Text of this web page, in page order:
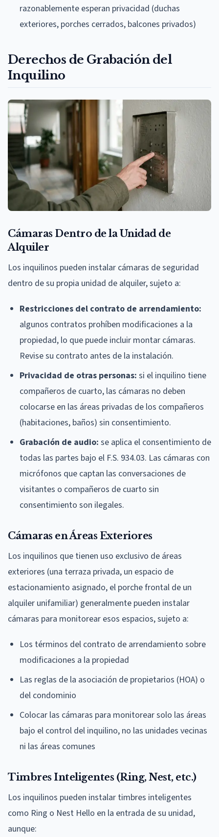
razonablemente esperan privacidad (duchas
exteriores, porches cerrados, balcones privados)
Derechos de Grabación del
Inquilino
Cámaras Dentro de la Unidad de
Alquiler
Los inquilinos pueden instalar cámaras de seguridad
dentro de su propia unidad de alquiler, sujeto a:
Restricciones del contrato de arrendamiento:
algunos contratos prohíben modificaciones a la
propiedad, lo que puede incluir montar cámaras.
Revise su contrato antes de la instalación.
Privacidad de otras personas: si el inquilino tiene
compañeros de cuarto, las cámaras no deben
colocarse en las áreas privadas de los compañeros
(habitaciones, baños) sin consentimiento.
Grabación de audio: se aplica el consentimiento de
todas las partes bajo el F.S. 934.03. Las cámaras con
micrófonos que captan las conversaciones de
visitantes o compañeros de cuarto sin
consentimiento son ilegales.
Cámaras en Áreas Exteriores
Los inquilinos que tienen uso exclusivo de áreas
exteriores (una terraza privada, un espacio de
estacionamiento asignado, el porche frontal de un
alquiler unifamiliar) generalmente pueden instalar
cámaras para monitorear esos espacios, sujeto a:
Los términos del contrato de arrendamiento sobre
modificaciones a la propiedad
Las reglas de la asociación de propietarios (HOA) o
del condominio
Colocar las cámaras para monitorear solo las áreas
bajo el control del inquilino, no las unidades vecinas
ni las áreas comunes
Timbres Inteligentes (Ring, Nest, etc.)
Los inquilinos pueden instalar timbres inteligentes
como Ring o Nest Hello en la entrada de su unidad,
aunque: